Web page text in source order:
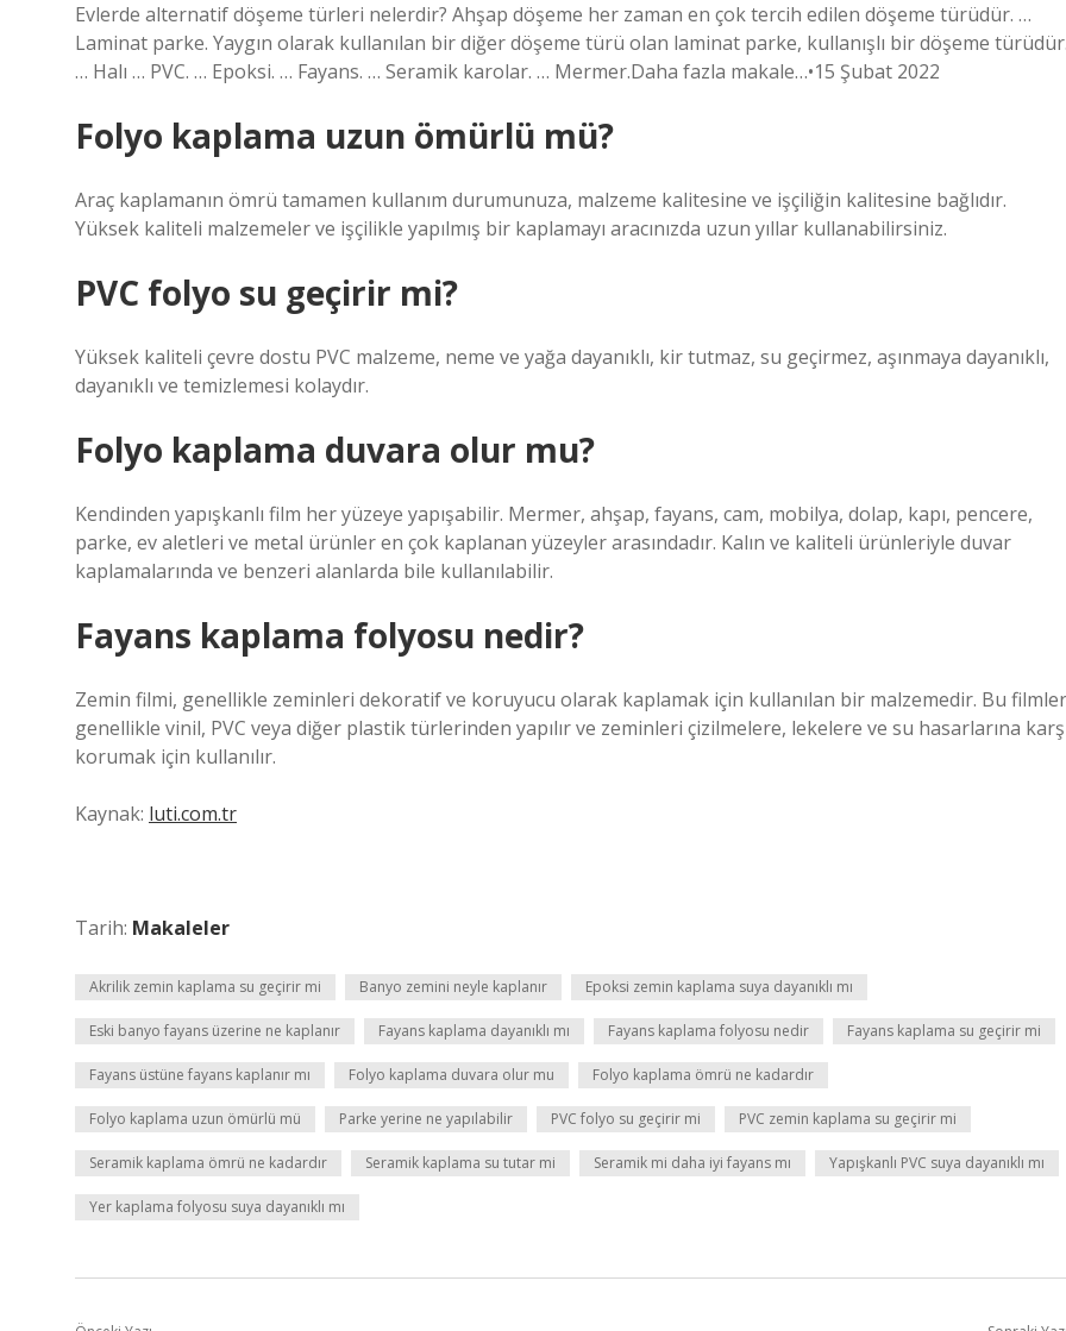
Evlerde alternatif döşeme türleri nelerdir? Ahşap döşeme her zaman en çok tercih edilen döşeme türüdür. …
Laminat parke. Yaygın olarak kullanılan bir diğer döşeme türü olan laminat parke, kullanışlı bir döşeme
… Halı … PVC. … Epoksi. … Fayans. … Seramik karolar. … Mermer.Daha fazla makale…•15 Şubat 2022
Folyo kaplama uzun ömürlü mü?
Araç kaplamanın ömrü tamamen kullanım durumunuza, malzeme kalitesine ve işçiliğin kalitesine bağlıdır.
Yüksek kaliteli malzemeler ve işçilikle yapılmış bir kaplamayı aracınızda uzun yıllar kullanabilirsiniz.
PVC folyo su geçirir mi?
Yüksek kaliteli çevre dostu PVC malzeme, neme ve yağa dayanıklı, kir tutmaz, su geçirmez, aşınmaya dayanıklı,
dayanıklı ve temizlemesi kolaydır.
Folyo kaplama duvara olur mu?
Kendinden yapışkanlı film her yüzeye yapışabilir. Mermer, ahşap, fayans, cam, mobilya, dolap, kapı, pencere,
parke, ev aletleri ve metal ürünler en çok kaplanan yüzeyler arasındadır. Kalın ve kaliteli ürünleriyle duvar
kaplamalarında ve benzeri alanlarda bile kullanılabilir.
Fayans kaplama folyosu nedir?
Zemin filmi, genellikle zeminleri dekoratif ve koruyucu olarak kaplamak için kullanılan bir malzemedir. Bu filmler
genellikle vinil, PVC veya diğer plastik türlerinden yapılır ve zeminleri çizilmelere, lekelere ve su hasarlarına
korumak için kullanılır.
Kaynak: luti.com.tr
Tarih: Makaleler
Akrilik zemin kaplama su geçirir mi Banyo zemini neyle kaplanır Epoksi zemin kaplama suya dayanıklı mı
Eski banyo fayans üzerine ne kaplanır Fayans kaplama dayanıklı mı Fayans kaplama folyosu nedir Fayans kaplama su geçirir mi
Fayans üstüne fayans kaplanır mı Folyo kaplama duvara olur mu Folyo kaplama ömrü ne kadardır
Folyo kaplama uzun ömürlü mü Parke yerine ne yapılabilir PVC folyo su geçirir mi PVC zemin kaplama su geçirir mi
Seramik kaplama ömrü ne kadardır Seramik kaplama su tutar mi Seramik mi daha iyi fayans mı Yapışkanlı PVC suya dayanıklı mı
Yer kaplama folyosu suya dayanıklı mı